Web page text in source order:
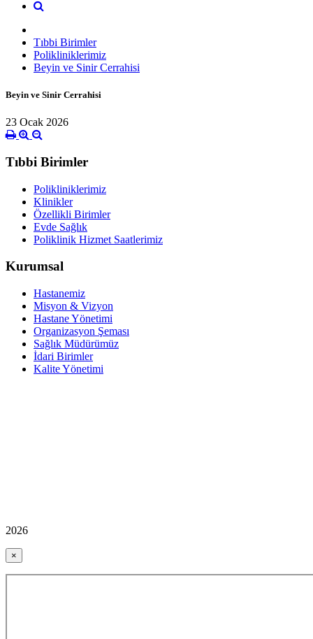
Tıbbi Birimler
Polikliniklerimiz
Beyin ve Sinir Cerrahisi
Beyin ve Sinir Cerrahisi
23 Ocak 2026
Tıbbi Birimler
Polikliniklerimiz
Klinikler
Özellikli Birimler
Evde Sağlık
Poliklinik Hizmet Saatlerimiz
Kurumsal
Hastanemiz
Misyon & Vizyon
Hastane Yönetimi
Organizasyon Şeması
Sağlık Müdürümüz
İdari Birimler
Kalite Yönetimi
2026
×